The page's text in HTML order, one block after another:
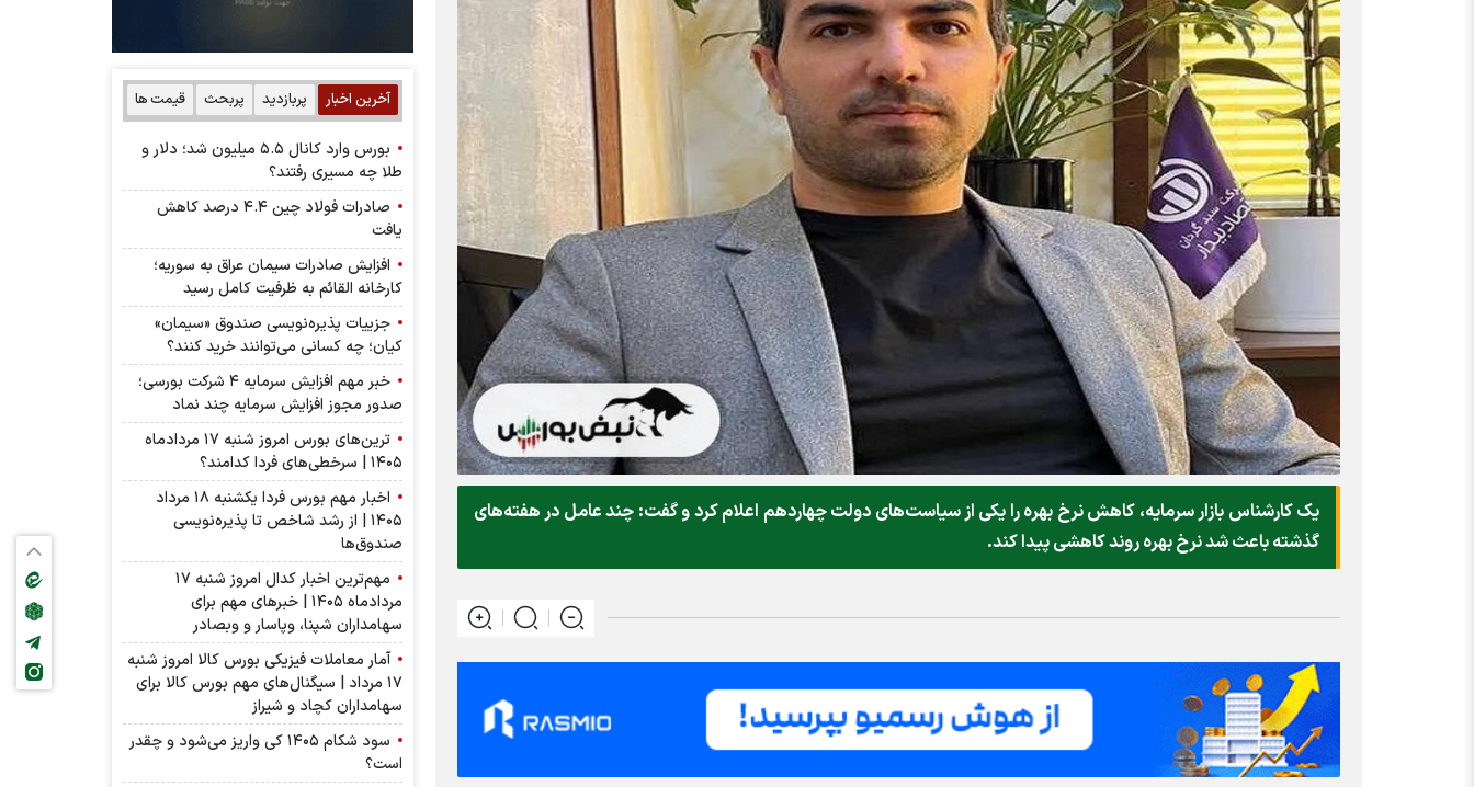
یک کارشناس بازار سرمایه، کاهش نرخ بهره را یکی از سیاست‌های دولت چهاردهم اعلام کرد و گفت: چند عامل در هفته‌های
گذشته باعث شد نرخ بهره روند کاهشی پیدا کند.
آخرین اخبار پربازدید پربحث قیمت ها
بورس وارد کانال ۵.۵ میلیون شد؛ دلار و
طلا چه مسیری رفتند؟
صادرات فولاد چین ۴.۴ درصد کاهش
یافت
افزایش صادرات سیمان عراق به سوریه؛
کارخانه القائم به ظرفیت کامل رسید
جزییات پذیره‌نویسی صندوق «سیمان»
کیان؛ چه کسانی می‌توانند خرید کنند؟
خبر مهم افزایش سرمایه ۴ شرکت بورسی؛
صدور مجوز افزایش سرمایه چند نماد
ترین‌های بورس امروز شنبه ۱۷ مردادماه
۱۴۰۵ | سرخطی‌های فردا کدامند؟
اخبار مهم بورس فردا یکشنبه ۱۸ مرداد
۱۴۰۵ | از رشد شاخص تا پذیره‌نویسی
صندوق‌ها
مهم‌ترین اخبار کدال امروز شنبه ۱۷
مردادماه ۱۴۰۵ | خبرهای مهم برای
سهامداران شپنا، وپاسار و وبصادر
آمار معاملات فیزیکی بورس کالا امروز شنبه
۱۷ مرداد | سیگنال‌های مهم بورس کالا برای
سهامداران کچاد و شیراز
سود شکام ۱۴۰۵ کی واریز می‌شود و چقدر
است؟